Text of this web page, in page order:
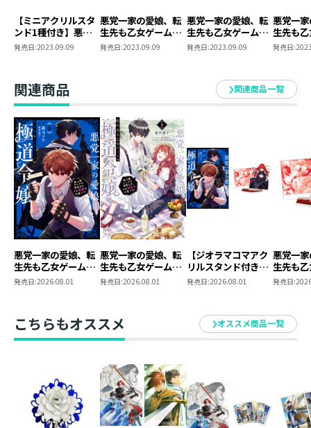
【ミニアクリルスタ
ンド1種付き】悪党
一家の愛娘、転生先
ま、その溺愛は不要
です！～
発売日:2023.09.09
悪党一家の愛娘、転
生先も乙女ゲームの
極道令嬢でした。 ミ
発売日:2023.09.09
悪党一家の愛娘、転
生先も乙女ゲームの
極道令嬢でした。 ミ
発売日:2023.09.09
悪党一
生先も
極道令
発売日:
関連商品 関連商品一覧
悪党一家の愛娘、転
生先も乙女ゲームの
極道令嬢でした。～
第6巻
発売日:2026.08.01
悪党一家の愛娘、転
生先も乙女ゲームの
極道令嬢でした。６
発売日:2026.08.01
【ジオラマコマアク
リルスタンド付き】
悪党一家の愛娘、転
最上級ランクの悪役
さま、その溺愛は不
要です！～ ＠COMIC
発売日:2026.08.01
悪党一
生先も
極道令
ド（5巻
発売日:
こちらもオススメ オススメ商品一覧